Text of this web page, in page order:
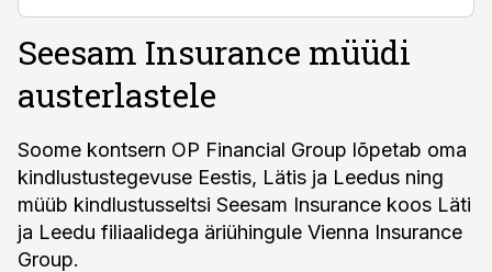
Seesam Insurance müüdi
austerlastele
Soome kontsern OP Financial Group lõpetab oma
kindlustustegevuse Eestis, Lätis ja Leedus ning
müüb kindlustusseltsi Seesam Insurance koos Läti
ja Leedu filiaalidega äriühingule Vienna Insurance
Group.